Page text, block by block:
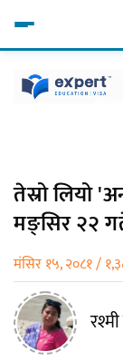
तेस्रो लियो
मङ्सिर २२
मंसिर १५, २०८१ /